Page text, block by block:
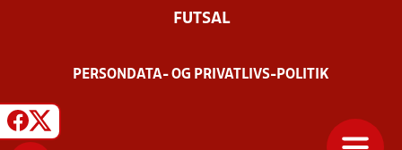
FUTSAL
PERSONDATA- OG PRIVATLIVS-POLITIK